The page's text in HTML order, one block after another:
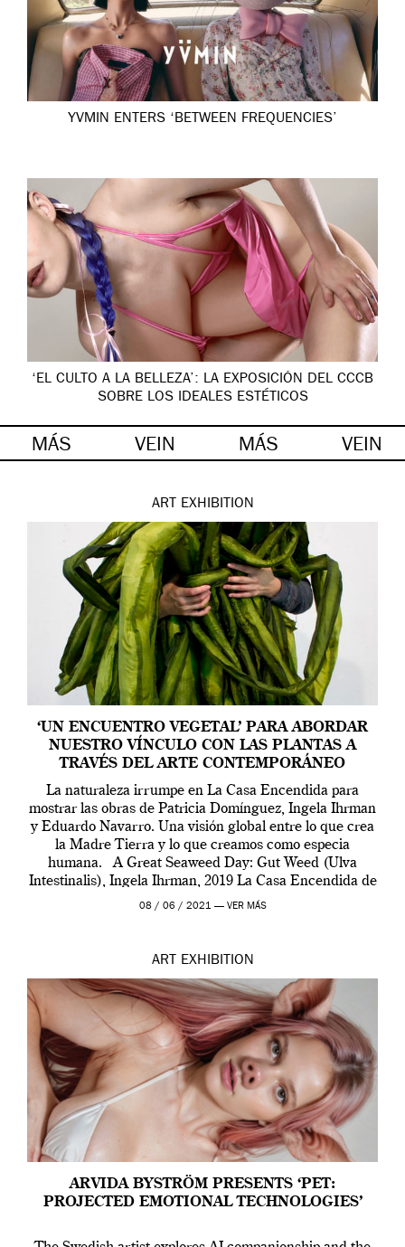
YVMIN ENTERS ‘BETWEEN FREQUENCIES’
‘EL CULTO A LA BELLEZA’: LA EXPOSICIÓN DEL CCCB
SOBRE LOS IDEALES ESTÉTICOS
MÁS VEIN MÁS VEIN
ART EXHIBITION
‘UN ENCUENTRO VEGETAL’ PARA ABORDAR
NUESTRO VÍNCULO CON LAS PLANTAS A
TRAVÉS DEL ARTE CONTEMPORÁNEO
La naturaleza irrumpe en La Casa Encendida para
mostrar las obras de Patricia Domínguez, Ingela Ihrman
y Eduardo Navarro. Una visión global entre lo que crea
la Madre Tierra y lo que creamos como especia
humana. A Great Seaweed Day: Gut Weed (Ulva
Intestinalis), Ingela Ihrman, 2019 La Casa Encendida de
Madrid y la Wellcome […]
08 / 06 / 2021 — VER MÁS
ART EXHIBITION
ARVIDA BYSTRÖM PRESENTS ‘PET:
PROJECTED EMOTIONAL TECHNOLOGIES’